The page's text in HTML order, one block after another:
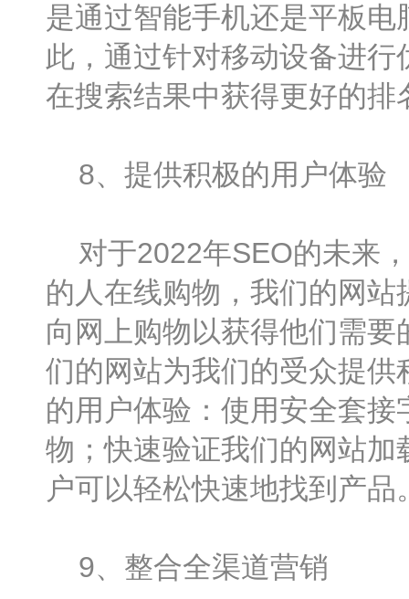
是通过智能手机还是平板
此，通过针对移动设备进
在搜索结果中获得更好的排
8、提供积极的用户体验
对于2022年SEO的未来
的人在线购物，我们的网
向网上购物以获得他们需
们的网站为我们的受众提
的用户体验：使用安全套
物；快速验证我们的网站
户可以轻松快速地找到产品
9、整合全渠道营销